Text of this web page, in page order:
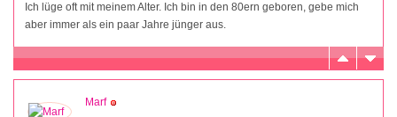
Ich lüge oft mit meinem Alter. Ich bin in den 80ern geboren, gebe mich
aber immer als ein paar Jahre jünger aus.
Marf